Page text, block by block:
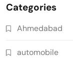
Categories
Ahmedabad
automobile